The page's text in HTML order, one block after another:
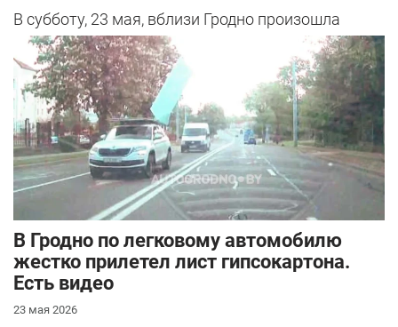
В субботу, 23 мая, вблизи Гродно произошла
серьезная авария – столкнулись Mazda и
Peugeot. Читатель АвтоГродно поделился...
В Гродно по легковому автомобилю
жестко прилетел лист гипсокартона.
Есть видео
23 мая 2026